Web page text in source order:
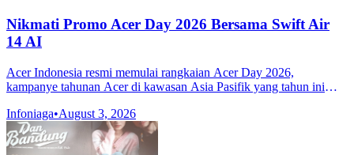
Nikmati Promo Acer Day 2026 Bersama Swift Air
14 AI
Acer Indonesia resmi memulai rangkaian Acer Day 2026,
kampanye tahunan Acer di kawasan Asia Pasifik yang tahun ini
Infoniaga•August 3, 2026